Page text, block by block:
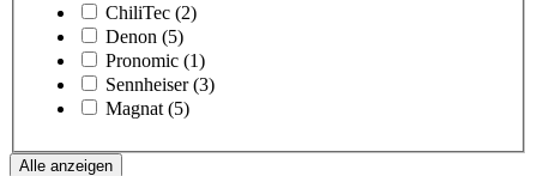
ChiliTec (2)
Denon (5)
Pronomic (1)
Sennheiser (3)
Magnat (5)
Alle anzeigen